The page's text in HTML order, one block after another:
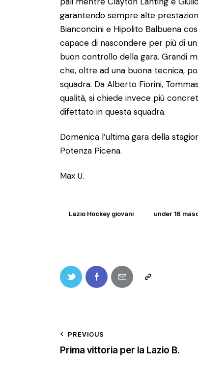
garantendo sempre alte
Bianconcini e Hipolito Balbuena
capace di nascondere per più di
buon controllo della gara. Grandi
che, oltre ad una buona tecnica,
squadra. Da Alberto Fiorini,
qualità, si chiede invece più
difettato in questa squadra.
Domenica l’ultima gara della
Potenza Picena.
Max U.
Lazio Hockey giovani under 16
PREVIOUS
Prima vittoria per la Lazio B.